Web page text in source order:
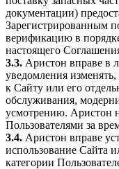
документации)
Зарегистрированным
верификацию в
настоящего
3.3. Аристон вправе в
уведомления
к Сайту или его
обслуживания,
усмотрению. Аристон
Пользователями за
3.4. Аристон вправе
использование Сайта
категории